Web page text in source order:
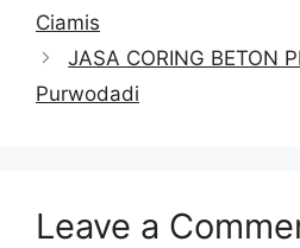
Ciamis
JASA CORING BETON
Purwodadi
Leave a